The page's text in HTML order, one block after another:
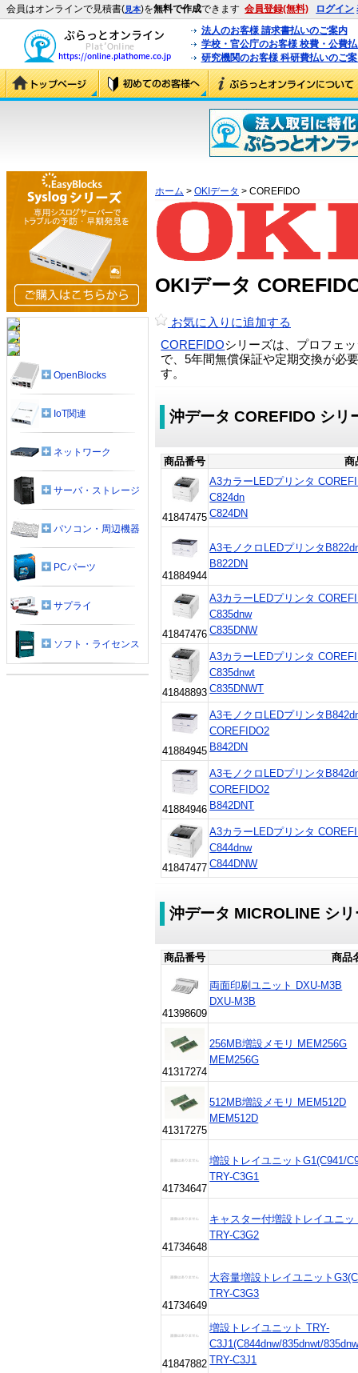
会員はオンラインで見積書(見本)を無料で作成できます 会員登録(無料) ログイン
法人のお客様 請求書払いのご案内
学校・官公庁のお客様 校費・公費
研究機関のお客様 科研費払いのご
ホーム > OKIデータ > COREFIDO
OKIデータ
お気に入りに追加する
COREFIDOシリーズは、プロフェ
で、5年間無償保証や定期交換が必
す。
沖データ COREFIDO シリ
商品番号 商
41847475
A3カラーLEDプリンタ
C824dn
C824DN
41884944
A3モノクロLEDプリンタ
B822DN
41847476
A3カラーLEDプリンタ
C835dnw
C835DNW
41848893
A3カラーLEDプリンタ
C835dnwt
C835DNWT
41884945
A3モノクロLEDプリンタ
COREFIDO2
B842DN
41884946
A3モノクロLEDプリンタ
COREFIDO2
B842DNT
41847477
A3カラーLEDプリンタ
C844dnw
C844DNW
沖データ MICROLINE シ
商品番号 商品
41398609
両面印刷ユニット DXU-M3B
DXU-M3B
41317274
256MB増設メモリ MEM256G
MEM256G
41317275
512MB増設メモリ MEM512D
MEM512D
41734647
増設トレイユニットG1(C941/
TRY-C3G1
41734648
キャスター付増設トレイユニッ
TRY-C3G2
41734649
大容量増設トレイユニット
TRY-C3G3
41847882
増設トレイユニット TRY-
C3J1(C844dnw/835dnwt/
TRY-C3J1
OpenBlocks
IoT関連
ネットワーク
サーバ・ストレージ
パソコン・周辺機器
PCパーツ
サプライ
ソフト・ライセンス